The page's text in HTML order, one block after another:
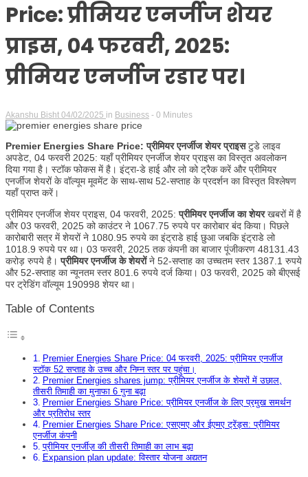
Price: प्रीमियर एनर्जीज शेयर
प्राइस, 04 फरवरी, 2025:
प्रीमियर एनर्जीज रडार पर।
Akanshu Bisht 04/02/2025 in Business - 0 Minutes
Premier Energies Share Price: प्रीमियर एनर्जीज शेयर प्राइसटुडे लाइव
अपडेट, 04 फरवरी 2025: यहाँ प्रीमियर एनर्जीज शेयर प्राइस का विस्तृत अवलोकन
दिया गया है। स्टॉक फोकस में है। इंट्रा-डे हाई और लो को ट्रैक करें और प्रीमियर
एनर्जीज शेयरों के वॉल्यूम मूवमेंट के साथ-साथ 52-सप्ताह के प्रदर्शन का विस्तृत विश्लेषण
यहाँ प्राप्त करें।
प्रीमियर एनर्जीज शेयर प्राइस, 04 फरवरी, 2025:प्रीमियर एनर्जीज का शेयरखबरों में है
और 03 फरवरी, 2025 को काउंटर ने 1067.75 रुपये पर कारोबार बंद किया। पिछले
कारोबारी सत्र में शेयरों ने 1080.95 रुपये का इंट्राडे हाई छुआ जबकि इंट्राडे लो
1018.9 रुपये पर था। 03 फरवरी, 2025 तक कंपनी का बाजार पूंजीकरण 48131.43
करोड़ रुपये है।प्रीमियर एनर्जीज के शेयरोंने 52-सप्ताह का उच्चतम स्तर 1387.1 रुपये
और 52-सप्ताह का न्यूनतम स्तर 801.6 रुपये दर्ज किया। 03 फरवरी, 2025 को बीएसई
पर ट्रेडिंग वॉल्यूम 190998 शेयर था।
Table of Contents
Premier Energies Share Price: 04 फरवरी, 2025: प्रीमियर एनर्जीज
स्टॉक 52 सप्ताह के उच्च और निम्न स्तर पर पहुंचा।
Premier Energies shares jump: प्रीमियर एनर्जीज के शेयरों में उछाल,
तीसरी तिमाही का मुनाफा 6 गुना बढ़ा
Premier Energies Share Price: प्रीमियर एनर्जीज के लिए प्रमुख समर्थन
और प्रतिरोध स्तर
Premier Energies Share Price: एसएमए और ईएमए ट्रेंड्स: प्रीमियर
एनर्जीज कंपनी
प्रीमियर एनर्जीज़ की तीसरी तिमाही का लाभ बढ़ा
Expansion plan update: विस्तार योजना अद्यतन